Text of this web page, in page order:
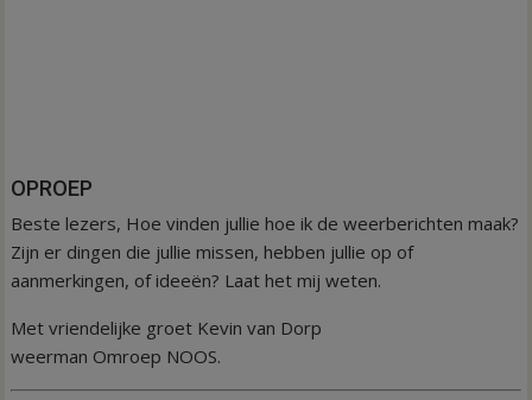
OPROEP
Beste lezers, Hoe vinden jullie hoe ik de weerberichten maak?
Zijn er dingen die jullie missen, hebben jullie op of
aanmerkingen, of ideeën? Laat het mij weten.
Met vriendelijke groet Kevin van Dorp
weerman Omroep NOOS.